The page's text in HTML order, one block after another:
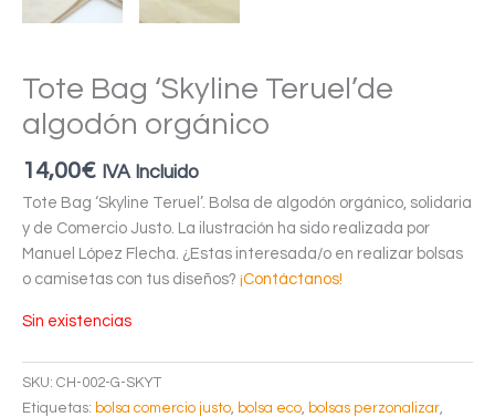
Tote Bag ‘Skyline Teruel’de
algodón orgánico
14,00€ IVA Incluido
Tote Bag ‘Skyline Teruel’. Bolsa de algodón orgánico, solidaria
y de Comercio Justo. La ilustración ha sido realizada por
Manuel López Flecha. ¿Estas interesada/o en realizar bolsas
o camisetas con tus diseños? ¡Contáctanos!
Sin existencias
SKU: CH-002-G-SKYT
Etiquetas: bolsa comercio justo, bolsa eco, bolsas perzonalizar,